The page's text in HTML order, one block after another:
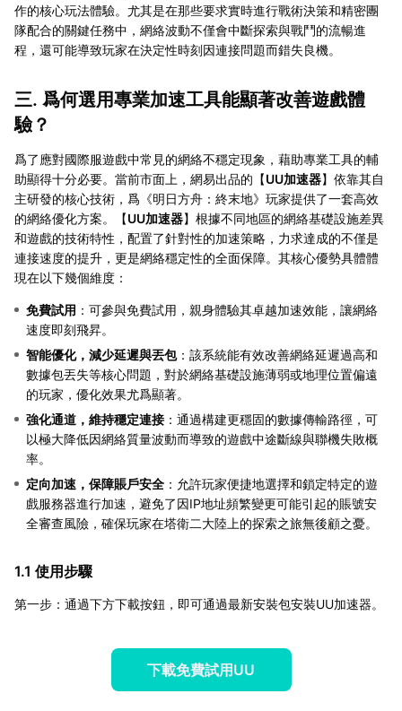
作的核心玩法體驗。尤其是在那些要求實時進行戰術決策和精密團
隊配合的關鍵任務中，網絡波動不僅會中斷探索與戰鬥的流暢進
程，還可能導致玩家在決定性時刻因連接問題而錯失良機。
三. 爲何選用專業加速工具能顯著改善遊戲體
驗？
爲了應對國際服遊戲中常見的網絡不穩定現象，藉助專業工具的輔
助顯得十分必要。當前市面上，網易出品的【UU加速器】依靠其自
主研發的核心技術，爲《明日方舟：終末地》玩家提供了一套高效
的網絡優化方案。【UU加速器】根據不同地區的網絡基礎設施差異
和遊戲的技術特性，配置了針對性的加速策略，力求達成的不僅是
連接速度的提升，更是網絡穩定性的全面保障。其核心優勢具體體
現在以下幾個維度：
免費試用 ：可參與免費試用，親身體驗其卓越加速效能，讓網絡
速度即刻飛昇。
智能優化，減少延遲與丟包：該系統能有效改善網絡延遲過高和
數據包丟失等核心問題，對於網絡基礎設施薄弱或地理位置偏遠
的玩家，優化效果尤爲顯著。
強化通道，維持穩定連接 ：通過構建更穩固的數據傳輸路徑，可
以極大降低因網絡質量波動而導致的遊戲中途斷線與聯機失敗概
率。
定向加速，保障賬戶安全 ：允許玩家便捷地選擇和鎖定特定的遊
戲服務器進行加速，避免了因IP地址頻繁變更可能引起的賬號安
全審查風險，確保玩家在塔衛二大陸上的探索之旅無後顧之憂。
1.1 使用步驟
第一步：通過下方下載按鈕，即可通過最新安裝包安裝UU加速器。
下載免費試用UU